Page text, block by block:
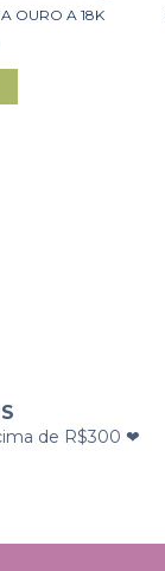
OURO A 18K
de R$300 ❤